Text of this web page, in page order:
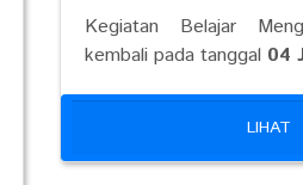
Kegiatan Belajar
kembali pada tanggal 04
LIHAT